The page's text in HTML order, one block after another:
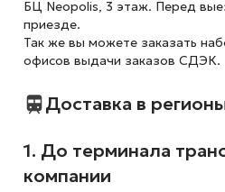
БЦ Neopolis, 3 этаж. Перед
приезде.
Так же вы можете заказать
офисов выдачи заказов СДЭК.
Доставка в
1. До терминала
компании